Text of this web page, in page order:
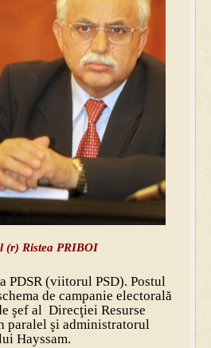
(r) Ristea PRIBOI
PDSR (viitorul PSD). Postul
de campanie electorală
şef al Direcţiei Resurse
paralel şi administratorul
Hayssam.